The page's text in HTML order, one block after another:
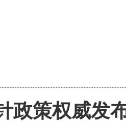
政策权威发